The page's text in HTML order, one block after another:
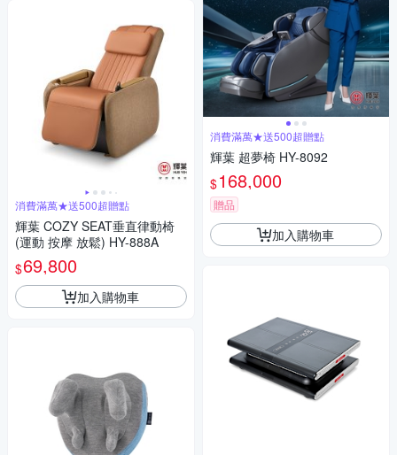
消費滿萬★送500超贈點
輝葉 COZY SEAT垂直律動椅
(運動 按摩 放鬆) HY-888A
$69,800
加入購物車
消費滿萬★送500超贈點
輝葉 超夢椅 HY-8092
$168,000
贈品
加入購物車